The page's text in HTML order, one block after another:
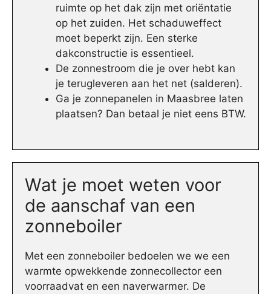
ruimte op het dak zijn met oriëntatie
op het zuiden. Het schaduweffect
moet beperkt zijn. Een sterke
dakconstructie is essentieel.
De zonnestroom die je over hebt kan
je terugleveren aan het net (salderen).
Ga je zonnepanelen in Maasbree laten
plaatsen? Dan betaal je niet eens BTW.
Wat je moet weten voor
de aanschaf van een
zonneboiler
Met een zonneboiler bedoelen we we een
warmte opwekkende zonnecollector een
voorraadvat en een naverwarmer. De